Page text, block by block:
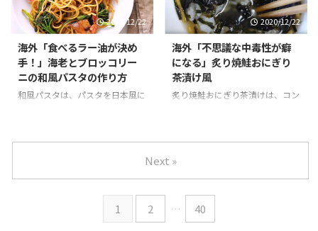
うと言われ、関わる専門店は約
170店にものぼる。 本気で買い物
をするのであれば、ある程度のお
店のリサーチは必要ですが、家庭
で使う品々を安く手に入れること
も可能です。また浅草やスカイツ
リーの観光地から近いこともあ
ら、味にも定評があります。 そ
んな京都も最近ではたくさんの観
光客が訪れ、京都錦市場でも観光
客向けのお店が増えました。店が
狭い錦では、老舗の味が簡単に食
べられるため、食べ歩きでお腹を
満たすのもひとつですね。 動画
う ...
2020/12/22
海外「食べるラー油が決め
手！」海老とブロッコリー
ニの和風パスタの作り方
和風パスタは、パスタを日本風に
れ、にんにく、バター、しょうゆ
が決め手となる一品です。 また
ブロッコリーニは、ブロッコリー
に似た品種のひとつで、成長が早
2020/12/22
海外「不思議な中毒性が癖
になる」炙り焼鮭おにぎり
茶漬け風
炙り焼鮭おにぎり茶漬けは、コン
をかけるとお茶漬けの風味が広が
ります。これだけでも十分おいし
い商品ですが、焼き鮭のおにぎり
が更に絶妙にマッチした食べ方で
す。 そんな「炙り焼鮭おにぎり
1 2 … 40
Next »